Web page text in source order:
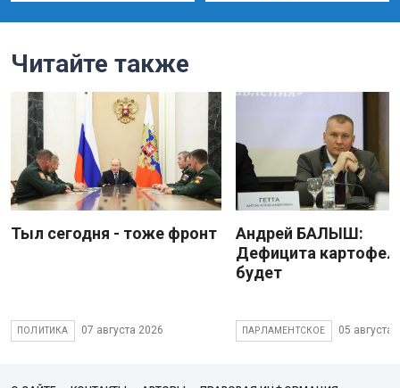
Читайте также
Тыл сегодня - тоже фронт
ПОЛИТИКА 07 августа 2026
Андрей БАЛЫШ:
Дефицита
будет
ПАРЛАМЕНТСКОЕ 05 августа